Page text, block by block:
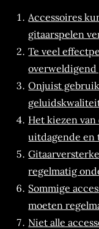
Accessoires
gitaarspelen
Te veel
overweldigend
Onjuist
Het kiezen
uitdagende en
regelmatig
Sommige
moeten
Niet alle